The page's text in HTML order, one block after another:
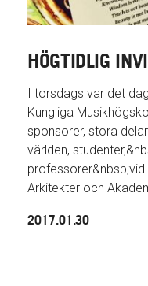
HÖGTIDLIG
I torsdags var det
Kungliga
sponsorer, stora
världen,
Arkitekter och
2017.01.30